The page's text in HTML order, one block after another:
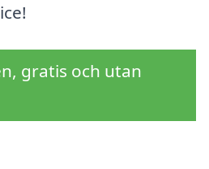
gratis och utan